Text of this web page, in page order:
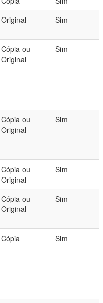
Original Sim
Cópia ou
Original
Sim
Cópia ou
Original
Sim
Cópia ou
Original
Sim
Cópia ou
Original
Sim
Cópia Sim